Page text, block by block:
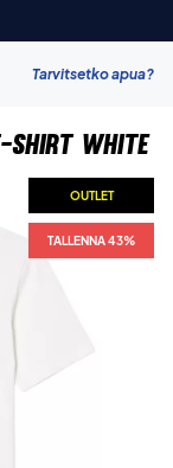
Tarvitsetko apua?
Shirt White
OUTLET
TALLENNA 43%
OUTLET
TALLENNA 43%
OUTLET
TALLENNA 43%
OUTLET
TALLENNA 43%
OUTLET
TALLENNA 43%
OUTLET
TALLENNA 43%